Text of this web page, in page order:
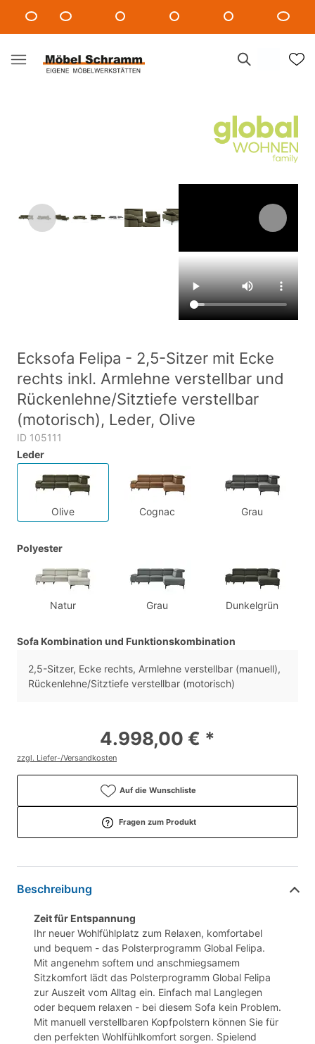
Ecksofa Felipa - 2,5-Sitzer mit Ecke
rechts inkl. Armlehne verstellbar und
Rückenlehne/Sitztiefe verstellbar
(motorisch), Leder, Olive
ID 105111
Leder
Olive Cognac Grau
Polyester
Natur Grau Dunkelgrün
Sofa Kombination und Funktionskombination
2,5-Sitzer, Ecke rechts, Armlehne verstellbar (manuell),
Rückenlehne/Sitztiefe verstellbar (motorisch)
4.998,00 € *
zzgl. Liefer-/Versandkosten
Auf die Wunschliste
Fragen zum Produkt
Beschreibung
Zeit für Entspannung
Ihr neuer Wohlfühlplatz zum Relaxen, komfortabel
und bequem - das Polsterprogramm Global Felipa.
Mit angenehm softem und anschmiegsamem
Sitzkomfort lädt das Polsterprogramm Global Felipa
zur Auszeit vom Alltag ein. Einfach mal Langlegen
oder bequem relaxen - bei diesem Sofa kein Problem.
Mit manuell verstellbaren Kopfpolstern können Sie für
den perfekten Wohlfühlkomfort sorgen. Spielend